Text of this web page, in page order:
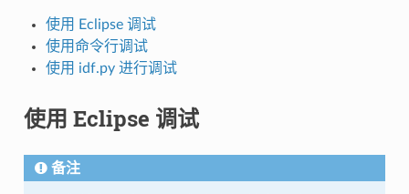
使用 Eclipse 调试
使用命令行调试
使用 idf.py 进行调试
使用 Eclipse 调试
备注